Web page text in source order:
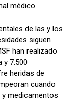
médico.
de las y los
siguen
han realizado
y 7.500
heridas de
cuando
medicamentos